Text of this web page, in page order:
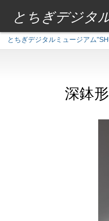
とちぎデジタ
とちぎデジタルミュージアム
深鉢